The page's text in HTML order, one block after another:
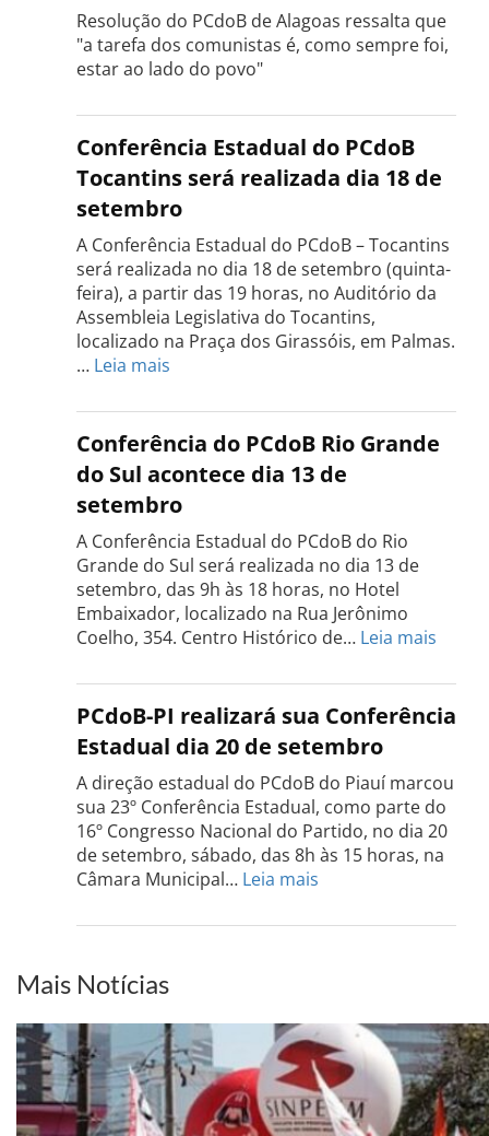
Resolução do PCdoB de Alagoas ressalta que
"a tarefa dos comunistas é, como sempre foi,
estar ao lado do povo"
Conferência Estadual do PCdoB
Tocantins será realizada dia 18 de
setembro
A Conferência Estadual do PCdoB – Tocantins
será realizada no dia 18 de setembro (quinta-
feira), a partir das 19 horas, no Auditório da
Assembleia Legislativa do Tocantins,
localizado na Praça dos Girassóis, em Palmas.
… Leia mais
Estadual
do
PCdoB
Tocantins
será
realizada
dia
18
de
setembro
Conferência do PCdoB Rio Grande
do Sul acontece dia 13 de
setembro
A Conferência Estadual do PCdoB do Rio
Grande do Sul será realizada no dia 13 de
setembro, das 9h às 18 horas, no Hotel
Embaixador, localizado na Rua Jerônimo
Coelho, 354. Centro Histórico de… Leia mais
do
PCdoB
Rio
do
Sul
dia
PCdoB-PI realizará sua Conferência
Estadual dia 20 de setembro
A direção estadual do PCdoB do Piauí marcou
sua 23º Conferência Estadual, como parte do
16º Congresso Nacional do Partido, no dia 20
de setembro, sábado, das 8h às 15 horas, na
Câmara Municipal… Leia mais
PI
Estadual
dia
20
de
setembro
Mais Notícias